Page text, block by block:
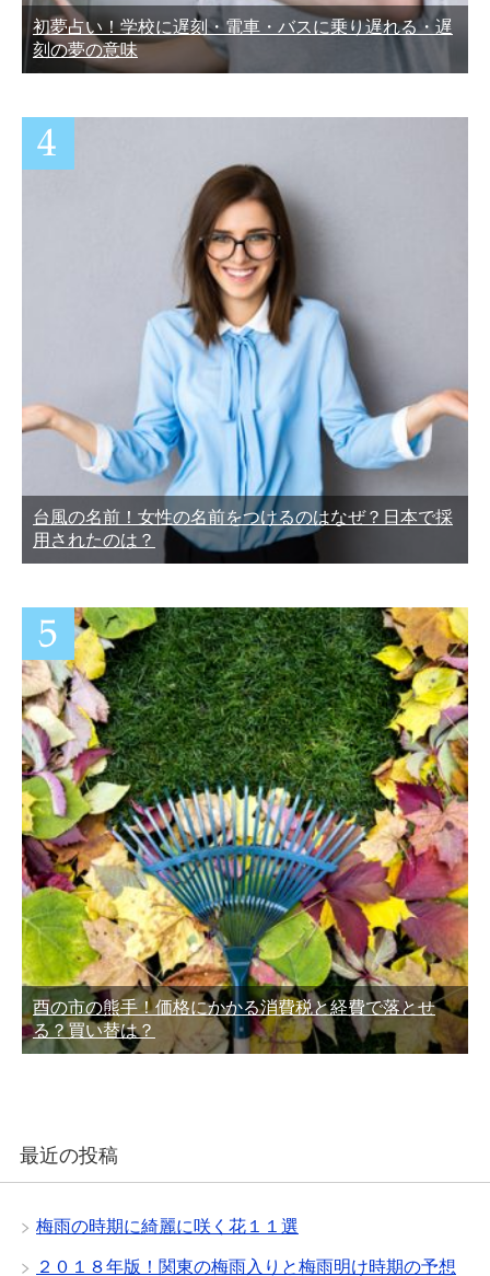
初夢占い！学校に遅刻・電車・バスに乗り遅れる・遅
刻の夢の意味
台風の名前！女性の名前をつけるのはなぜ？日本で採
用されたのは？
酉の市の熊手！価格にかかる消費税と経費で落とせ
る？買い替は？
最近の投稿
梅雨の時期に綺麗に咲く花１１選
２０１８年版！関東の梅雨入りと梅雨明け時期の予想